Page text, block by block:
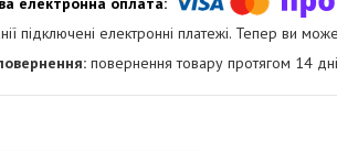
підключені електронні платежі. Тепер ви
повернення товару протягом 14